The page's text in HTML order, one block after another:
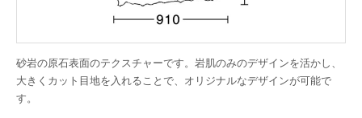
砂岩の原石表面のテクスチャーです。岩肌のみのデザインを活かし、
大きくカット目地を入れることで、オリジナルなデザインが可能で
す。